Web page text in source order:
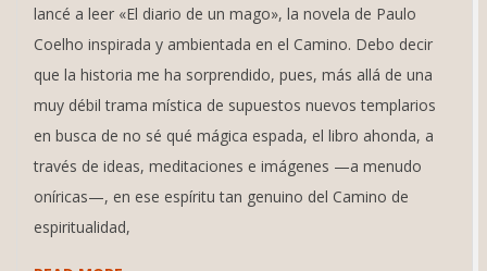
lancé a leer «El diario de un mago», la novela de Paulo
Coelho inspirada y ambientada en el Camino. Debo decir
que la historia me ha sorprendido, pues, más allá de una
muy débil trama mística de supuestos nuevos templarios
en busca de no sé qué mágica espada, el libro ahonda, a
través de ideas, meditaciones e imágenes —a menudo
oníricas—, en ese espíritu tan genuino del Camino de
espiritualidad,